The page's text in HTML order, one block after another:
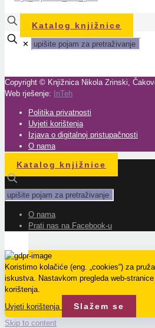
Katalog knjižnice
✕
Copyright © Knjižnica Nikola Zrinski,
Web rješenje:
InTeh
Politika privatnosti
Uvjeti korištenja
Izjava o digitalnoj pristupačnosti
O nama
Katalog knjižnice
O nama
Prati nas na Facebook-u
Koristimo kolačiće (eng. „cookies“) za
iskustva. Nastavkom pregleda web-
korištenja.
Uvjeti korištenja
Slažem se
Skip to content